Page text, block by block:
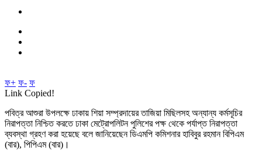
ফ+ ফ- ফ
Link Copied!
পবিত্র আশুরা উপলক্ষে ঢাকায় শিয়া সম্প্রদায়ের তাজিয়া মিছিলসহ অন্যান্য কর্মসূচির
নিরাপত্তা নিশ্চিত করতে ঢাকা মেট্রোপলিটন পুলিশের পক্ষ থেকে পর্যাপ্ত নিরাপত্তা
ব্যবস্থা গ্রহণ করা হয়েছে বলে জানিয়েছেন ডিএমপি কমিশনার হাবিবুর রহমান বিপিএম
(বার), পিপিএম (বার)।